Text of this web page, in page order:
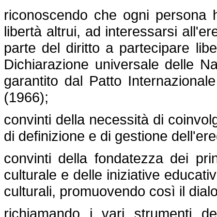
riconoscendo che ogni
libertà altrui, ad interessarsi
parte del diritto a partecipare
Dichiarazione universale delle
garantito dal Patto
(1966);
convinti della necessità di
di definizione e di gestione
convinti della fondatezza dei
culturale e delle iniziative
culturali, promuovendo così il
richiamando i vari strumenti